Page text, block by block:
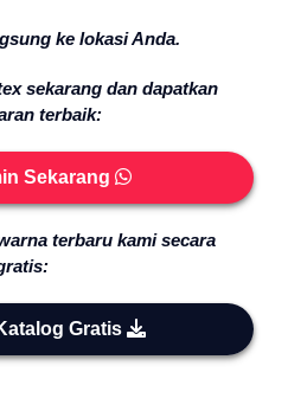
ke lokasi Anda.
sekarang dan dapatkan
terbaik:
Sekarang
terbaru kami secara
Gratis